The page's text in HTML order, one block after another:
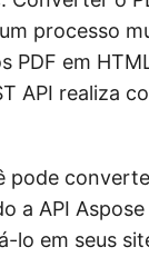
processo
em
API realiza
pode
a API
lo em seus